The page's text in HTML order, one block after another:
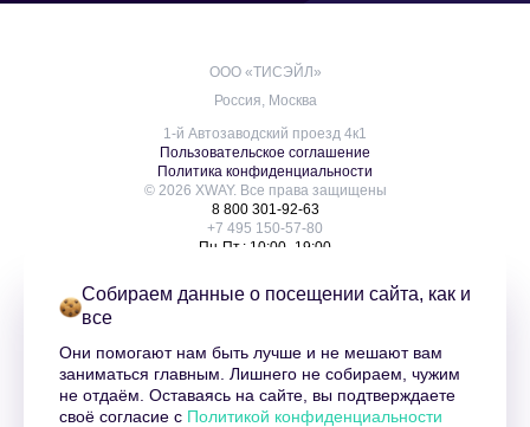
Собираем данные о посещении сайта, как и
все
Они помогают нам быть лучше и не мешают вам
заниматься главным. Лишнего не собираем, чужим
не отдаём. Оставаясь на сайте, вы подтверждаете
своё согласие с Политикой конфиденциальности
ООО «ТИСЭЙЛ»
Россия, Москва
1-й Автозаводский проезд 4к1
Пользовательское соглашение
Политика конфиденциальности
© 2026 XWAY. Все права защищены
8 800 301-92-63
+7 495 150-57-80
Пн-Пт.: 10:00–19:00
Услуги
Клиенты
Оферта XWAY
Карта сайта
XWAY | Гид по маркетплейсам